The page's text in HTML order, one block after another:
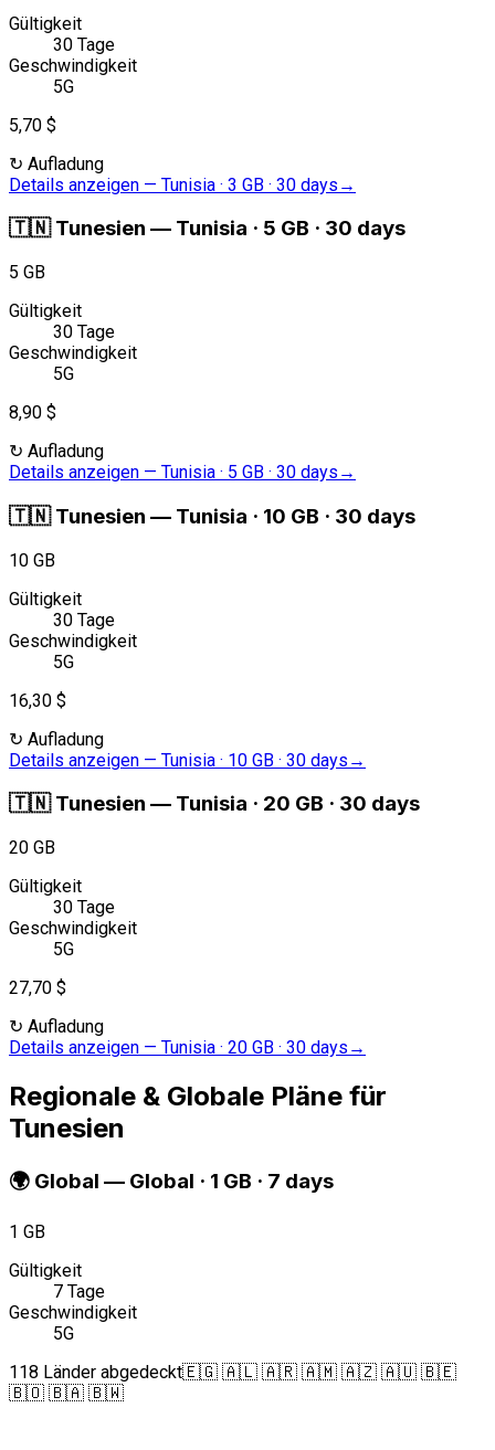
Gültigkeit
30 Tage
Geschwindigkeit
5G
5,70 $
↻ Aufladung
Details anzeigen — Tunisia · 3 GB · 30 days →
🇹🇳 Tunesien — Tunisia · 5 GB · 30 days
5 GB
Gültigkeit
30 Tage
Geschwindigkeit
5G
8,90 $
↻ Aufladung
Details anzeigen — Tunisia · 5 GB · 30 days →
🇹🇳 Tunesien — Tunisia · 10 GB · 30 days
10 GB
Gültigkeit
30 Tage
Geschwindigkeit
5G
16,30 $
↻ Aufladung
Details anzeigen — Tunisia · 10 GB · 30 days →
🇹🇳 Tunesien — Tunisia · 20 GB · 30 days
20 GB
Gültigkeit
30 Tage
Geschwindigkeit
5G
27,70 $
↻ Aufladung
Details anzeigen — Tunisia · 20 GB · 30 days →
Regionale & Globale Pläne für
Tunesien
🌍 Global — Global · 1 GB · 7 days
1 GB
Gültigkeit
7 Tage
Geschwindigkeit
5G
118 Länder abgedeckt🇪🇬 🇦🇱 🇦🇷 🇦🇲 🇦🇿 🇦🇺 🇧🇪
🇧🇴 🇧🇦 🇧🇼